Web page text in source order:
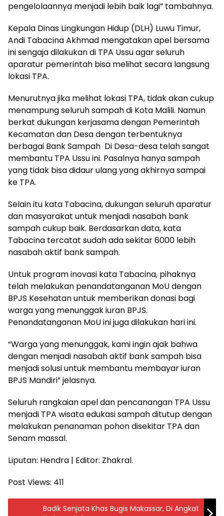
pengelolaannya menjadi lebih baik lagi” tambahnya.
Kepala Dinas Lingkungan Hidup (DLH) Luwu Timur,
Andi Tabacina Akhmad mengatakan apel bersama
ini sengaja dilakukan di TPA Ussu agar seluruh
aparatur pemerintah bisa melihat secara langsung
lokasi TPA.
Menurutnya jika melihat lokasi TPA, tidak akan cukup
menampung seluruh sampah di Kota Malili. Namun
berkat dukungan kerjasama dengan Pemerintah
Kecamatan dan Desa dengan terbentuknya
berbagai Bank Sampah Di Desa-desa telah sangat
membantu TPA Ussu ini. Pasalnya hanya sampah
yang tidak bisa didaur ulang yang akhirnya sampai
ke TPA.
Selain itu kata Tabacina, dukungan seluruh aparatur
dan masyarakat untuk menjadi nasabah bank
sampah cukup baik. Berdasarkan data, kata
Tabacina tercatat sudah ada sekitar 6000 lebih
nasabah aktif bank sampah.
Untuk program inovasi kata Tabacina, pihaknya
telah melakukan penandatanganan MoU dengan
BPJS Kesehatan untuk memberikan donasi bagi
warga yang menunggak iuran BPJS.
Penandatanganan MoU ini juga dilakukan hari ini.
“Warga yang menunggak, kami ingin ajak bahwa
dengan menjadi nasabah aktif bank sampah bisa
menjadi solusi untuk membantu membayar iuran
BPJS Mandiri” jelasnya.
Seluruh rangkaian apel dan pencanangan TPA Ussu
menjadi TPA wisata edukasi sampah ditutup dengan
melakukan penanaman pohon disekitar TPA dan
Senam massal.
Liputan: Hendra | Editor: Zhakral.
Post Views: 411
Badik Senjata Khas Bugis Makassar, Di Angkat